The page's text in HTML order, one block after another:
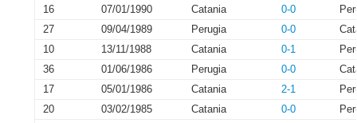
16
07/01/1990 Catania 0-0
27
09/04/1989 Perugia 0-0
10
13/11/1988 Catania 0-1
36
01/06/1986 Perugia 0-0
17
05/01/1986 Catania 2-1
20
03/02/1985 Catania 0-0